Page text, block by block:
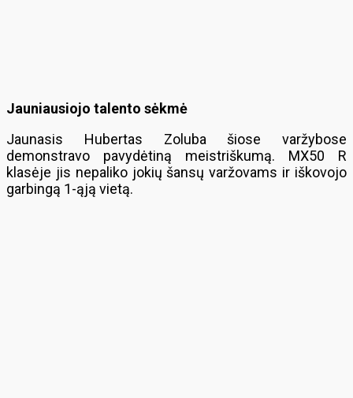
Jauniausiojo talento sėkmė
Jaunasis Hubertas Zoluba šiose varžybose
demonstravo pavydėtiną meistriškumą. MX50 R
klasėje jis nepaliko jokių šansų varžovams ir iškovojo
garbingą 1-ąją vietą.